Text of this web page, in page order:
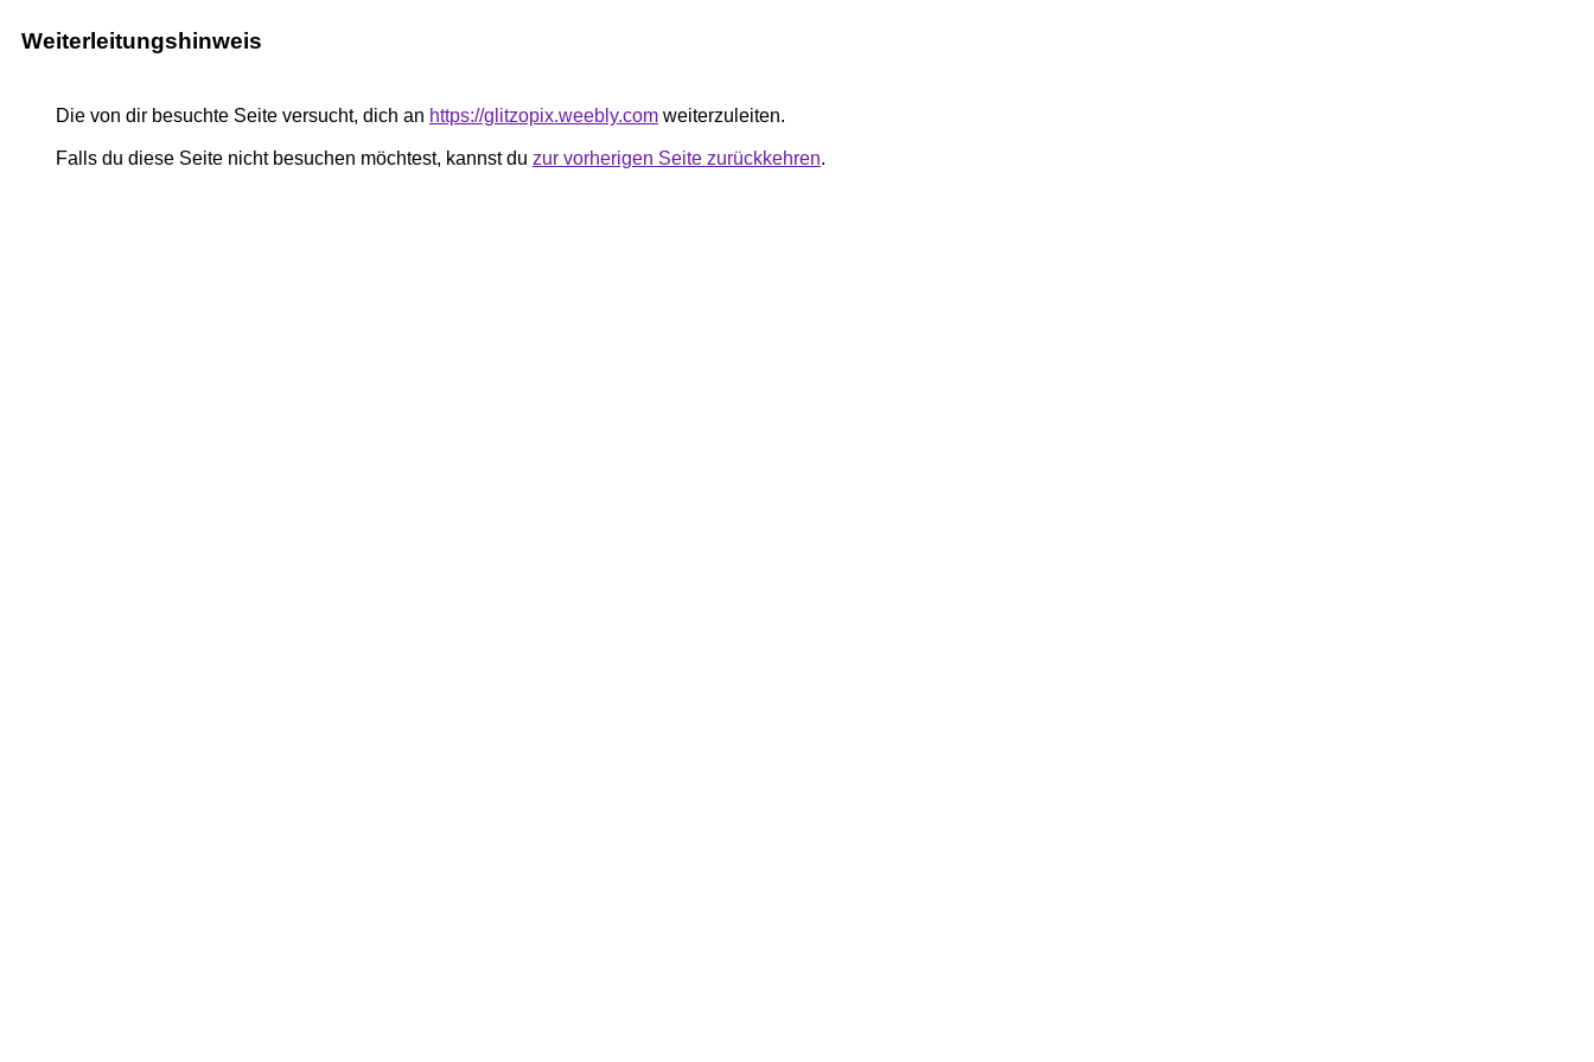
Weiterleitungshinweis
Die von dir besuchte Seite versucht, dich an https://glitzopix.weebly.com weiterzuleiten.
Falls du diese Seite nicht besuchen möchtest, kannst du zur vorherigen Seite zurückkehren.